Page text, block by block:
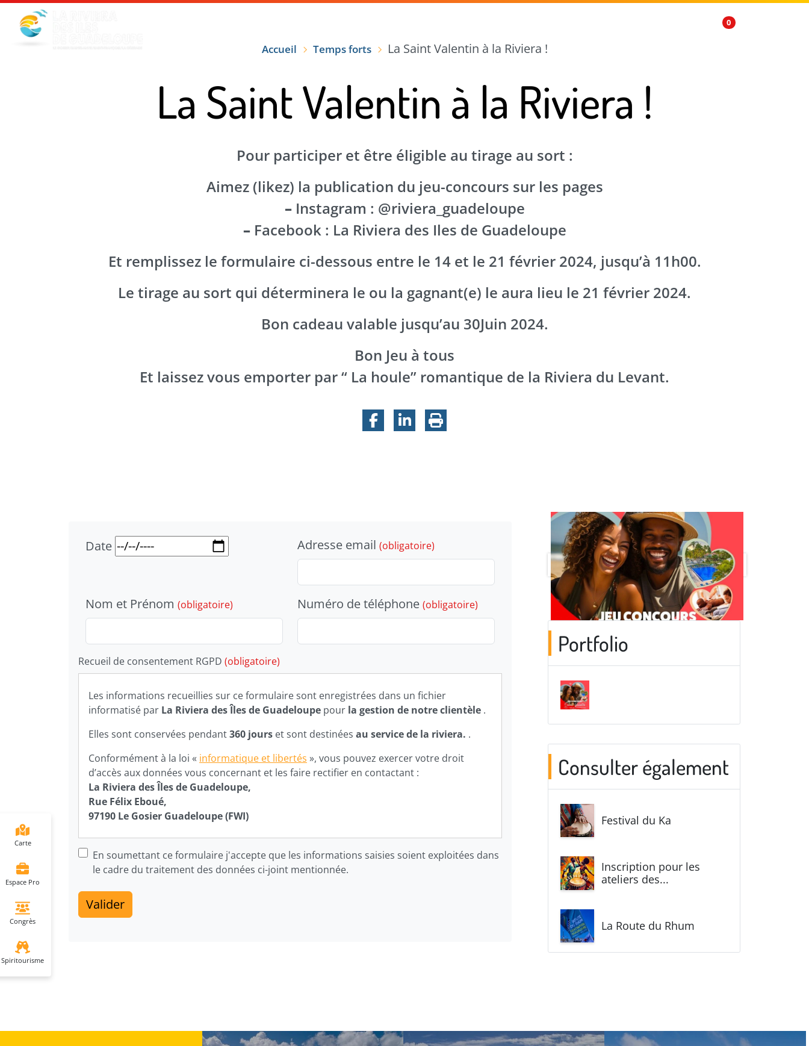
Menu principal
Contenu principal
Pied de page
Carte
Espace Pro
Congrès
Spiritourisme
0
Accueil Temps forts La Saint Valentin à la Riviera !
La Saint Valentin à la Riviera !
Pour participer et être éligible au tirage au sort :
Aimez (likez) la publication du jeu-concours sur les pages
–Instagram : @riviera_guadeloupe
–Facebook : La Riviera des Iles de Guadeloupe
Et remplissez le formulaire ci-dessous entre le 14 et le 21 février 2024, jusqu’à 11h00.
Le tirage au sort qui déterminera le ou la gagnant(e) le aura lieu le 21 février 2024.
Bon cadeau valable jusqu’au 30Juin 2024.
Bon Jeu à tous
Et laissez vous emporter par “ La houle” romantique de la Riviera du Levant.
Facebook
LinkedInImprimer la page
La Saint Valentin à la Riviera !
Date
Veuillez laisser ce champ vide : Adresse email (obligatoire)
Nom et Prénom (obligatoire) Numéro de téléphone (obligatoire)
Recueil de consentement RGPD (obligatoire)
Les informations recueillies sur ce formulaire sont enregistrées dans un fichier
informatisé par La Riviera des Îles de Guadeloupe pour la gestion de notre clientèle .
Elles sont conservées pendant360 jours et sont destinées au service de la riviera. .
Conformément à la loi « informatique et libertés », vous pouvez exercer votre droit
d’accès aux données vous concernant et les faire rectifier en contactant :
La Riviera des Îles de Guadeloupe,
Rue Félix Eboué,
97190 Le Gosier Guadeloupe (FWI)
En soumettant ce formulaire j'accepte que les informations saisies soient exploitées dans
le cadre du traitement des données ci-joint mentionnée.
Valider
Portfolio
Consulter également
Festival du Ka
Inscription pour les
ateliers des...
La Route du Rhum